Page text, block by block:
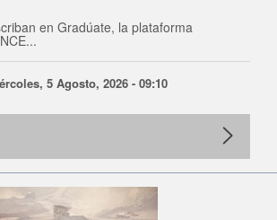
en Gradúate, la plataforma
5 Agosto, 2026 - 09:10